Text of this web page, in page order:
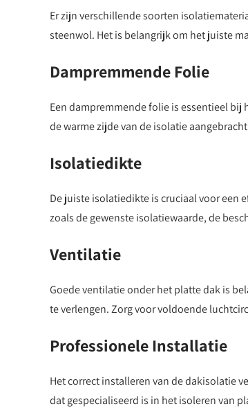
Er zijn verschillende soorten
steenwol. Het is belangrijk om het juiste
Dampremmende Folie
Een dampremmende folie is essentieel
de warme zijde van de isolatie
Isolatiedikte
De juiste isolatiedikte is cruciaal voor een
zoals de gewenste isolatiewaarde, de
Ventilatie
Goede ventilatie onder het platte dak is
te verlengen. Zorg voor voldoende
Professionele Installatie
Het correct installeren van de dakisolatie
dat gespecialiseerd is in het isoleren van